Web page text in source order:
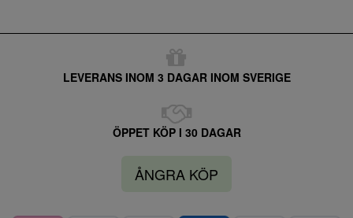
LEVERANS INOM 3 DAGAR INOM SVERIGE
ÖPPET KÖP I 30 DAGAR
ÅNGRA KÖP